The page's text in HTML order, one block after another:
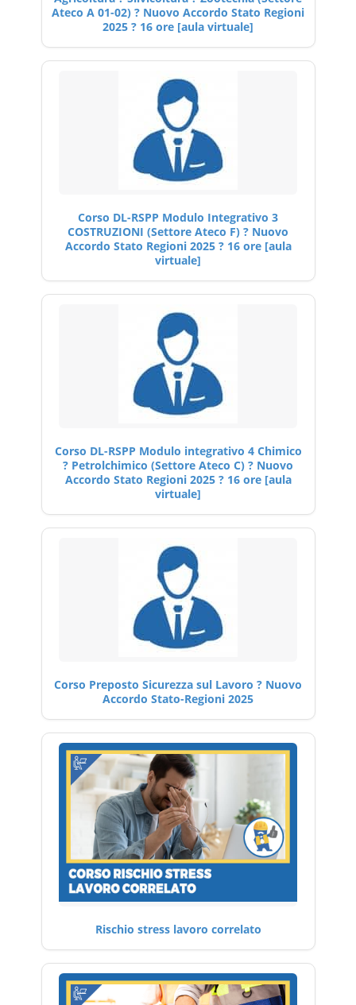
Ateco A 01-02) ? Nuovo Accordo Stato Regioni
2025 ? 16 ore [aula virtuale]
Corso DL-RSPP Modulo Integrativo 3
COSTRUZIONI (Settore Ateco F) ? Nuovo
Accordo Stato Regioni 2025 ? 16 ore [aula
virtuale]
Corso DL-RSPP Modulo integrativo 4 Chimico
? Petrolchimico (Settore Ateco C) ? Nuovo
Accordo Stato Regioni 2025 ? 16 ore [aula
virtuale]
Corso Preposto Sicurezza sul Lavoro ? Nuovo
Accordo Stato-Regioni 2025
Rischio stress lavoro correlato